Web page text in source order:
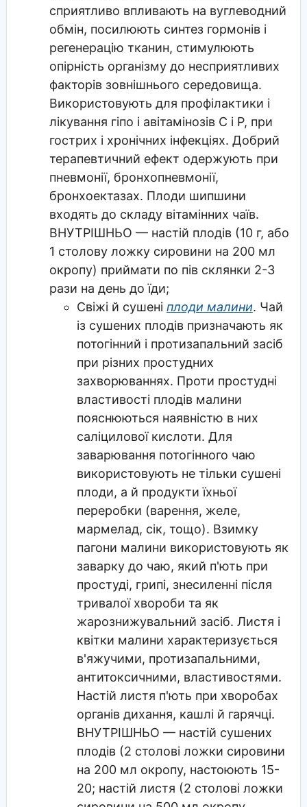
сприятливо впливають на вуглеводний
обмін, посилюють синтез гормонів і
регенерацію тканин, стимулюють
опірність організму до несприятливих
факторів зовнішнього середовища.
Використовують для профілактики і
лікування гіпо і авітамінозів С і Р, при
гострих і хронічних інфекціях. Добрий
терапевтичний ефект одержують при
пневмонії, бронхопневмонії,
бронхоектазах. Плоди шипшини
входять до складу вітамінних чаїв.
ВНУТРІШНЬО — настій плодів (10 г, або
1 столову ложку сировини на 200 мл
окропу) приймати по пів склянки 2-3
рази на день до їди;
Свіжі й сушені плоди малини. Чай
із сушених плодів призначають як
потогінний і протизапальний засіб
при різних простудних
захворюваннях. Проти простудні
властивості плодів малини
пояснюються наявністю в них
саліцилової кислоти. Для
заварювання потогінного чаю
використовують не тільки сушені
плоди, а й продукти їхньої
переробки (варення, желе,
мармелад, сік, тощо). Взимку
пагони малини використовують як
заварку до чаю, який п'ють при
простуді, грипі, знесиленні після
тривалої хвороби та як
жарознижувальний засіб. Листя і
квітки малини характеризується
в'яжучими, протизапальними,
антитоксичними, властивостями.
Настій листя п'ють при хворобах
органів дихання, кашлі й гарячці.
ВНУТРІШНЬО — настій сушених
плодів (2 столові ложки сировини
на 200 мл окропу, настоюють 15-
20; настій листя (2 столові ложки